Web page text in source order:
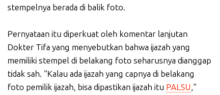
stempelnya berada di balik foto.
Pernyataan itu diperkuat oleh komentar lanjutan
Dokter Tifa yang menyebutkan bahwa ijazah yang
memiliki stempel di belakang foto seharusnya dianggap
tidak sah. "Kalau ada ijazah yang capnya di belakang
foto pemilik ijazah, bisa dipastikan ijazah itu PALSU,"